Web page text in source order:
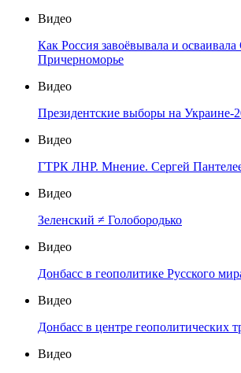
Видео
Как Россия завоёвывала и осваивала
Причерноморье
Видео
Президентские выборы на Украине-
Видео
ГТРК ЛНР. Мнение. Сергей
Видео
Зеленский ≠ Голобородько
Видео
Донбасс в геополитике Русского
Видео
Донбасс в центре геополитических
Видео